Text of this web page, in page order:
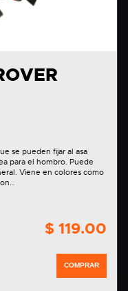
se pueden fijar al asa
para el hombro. Puede
Viene en colores como
$ 119.00
COMPRAR